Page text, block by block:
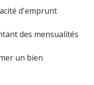
d'emprunt
des mensualités
un bien